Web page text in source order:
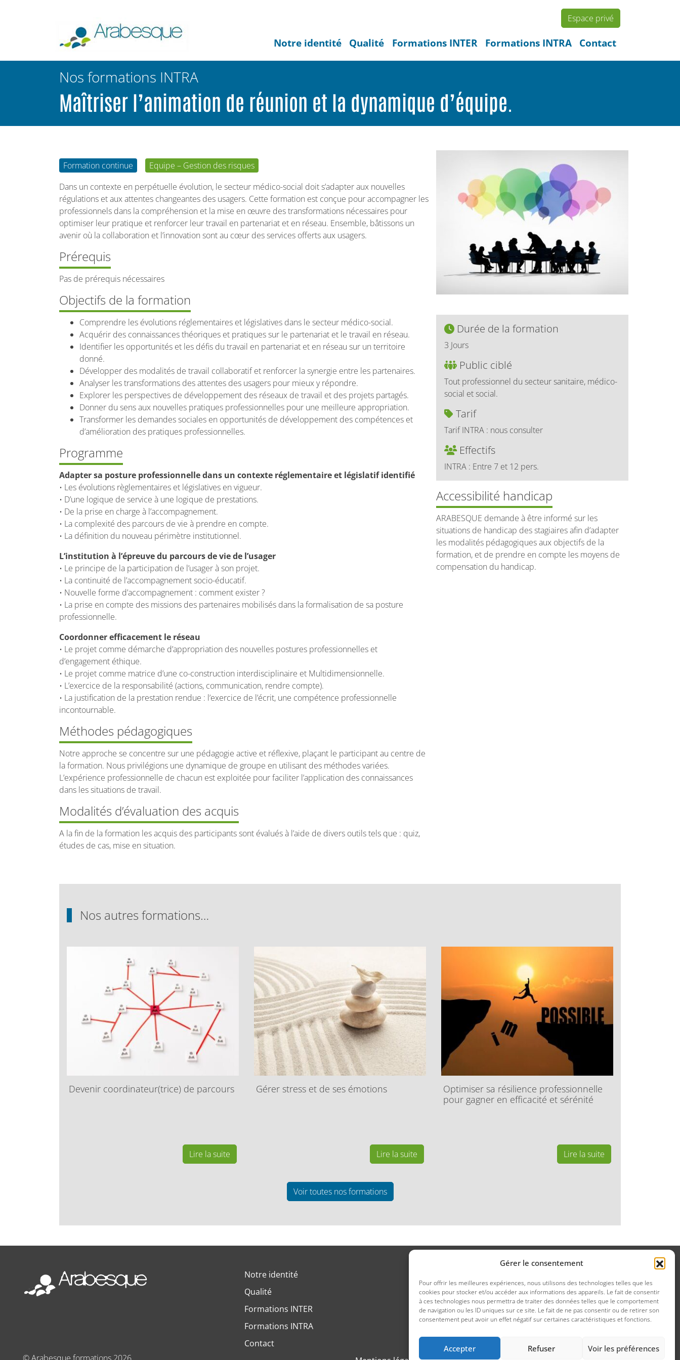
Gérer le consentement
Pour offrir les meilleures expériences, nous utilisons des technologies telles que les
cookies pour stocker et/ou accéder aux informations des appareils. Le fait de consentir
à ces technologies nous permettra de traiter des données telles que le comportement
de navigation ou les ID uniques sur ce site. Le fait de ne pas consentir ou de retirer son
consentement peut avoir un effet négatif sur certaines caractéristiques et fonctions.
Accepter Refuser Voir les préférences
Espace privé
Notre identité Qualité Formations INTER Formations INTRA Contact
Nos formations INTRA
Maîtriser l’animation de réunion et la dynamique d’équipe.
Formation continue
Equipe – Gestion des risques
Dans un contexte en perpétuelle évolution, le secteur médico-social doit s’adapter aux nouvelles
régulations et aux attentes changeantes des usagers. Cette formation est conçue pour accompagner les
professionnels dans la compréhension et la mise en œuvre des transformations nécessaires pour
optimiser leur pratique et renforcer leur travail en partenariat et en réseau. Ensemble, bâtissons un
avenir où la collaboration et l’innovation sont au cœur des services offerts aux usagers.
Prérequis
Pas de prérequis nécessaires
Objectifs de la formation
Comprendre les évolutions réglementaires et législatives dans le secteur médico-social.
Acquérir des connaissances théoriques et pratiques sur le partenariat et le travail en réseau.
Identifier les opportunités et les défis du travail en partenariat et en réseau sur un territoire
donné.
Développer des modalités de travail collaboratif et renforcer la synergie entre les partenaires.
Analyser les transformations des attentes des usagers pour mieux y répondre.
Explorer les perspectives de développement des réseaux de travail et des projets partagés.
Donner du sens aux nouvelles pratiques professionnelles pour une meilleure appropriation.
Transformer les demandes sociales en opportunités de développement des compétences et
d’amélioration des pratiques professionnelles.
Programme
Adapter sa posture professionnelle dans un contexte réglementaire et législatif identifié
• Les évolutions règlementaires et législatives en vigueur.
• D’une logique de service à une logique de prestations.
• De la prise en charge à l’accompagnement.
• La complexité des parcours de vie à prendre en compte.
• La définition du nouveau périmètre institutionnel.
L’institution à l’épreuve du parcours de vie de l’usager
• Le principe de la participation de l’usager à son projet.
• La continuité de l’accompagnement socio-éducatif.
• Nouvelle forme d’accompagnement : comment exister ?
• La prise en compte des missions des partenaires mobilisés dans la formalisation de sa posture
professionnelle.
Coordonner efficacement le réseau
• Le projet comme démarche d’appropriation des nouvelles postures professionnelles et
d’engagement éthique.
• Le projet comme matrice d’une co-construction interdisciplinaire et Multidimensionnelle.
• L’exercice de la responsabilité (actions, communication, rendre compte).
• La justification de la prestation rendue : l’exercice de l’écrit, une compétence professionnelle
incontournable.
Méthodes pédagogiques
Notre approche se concentre sur une pédagogie active et réflexive, plaçant le participant au centre de
la formation. Nous privilégions une dynamique de groupe en utilisant des méthodes variées.
L’expérience professionnelle de chacun est exploitée pour faciliter l’application des connaissances
dans les situations de travail.
Modalités d’évaluation des acquis
A la fin de la formation les acquis des participants sont évalués à l’aide de divers outils tels que : quiz,
études de cas, mise en situation.
Durée de la formation
3 Jours
Public ciblé
Tout professionnel du secteur sanitaire, médico-
social et social.
Tarif
Tarif INTRA : nous consulter
Effectifs
INTRA : Entre 7 et 12 pers.
Accessibilité handicap
ARABESQUE demande à être informé sur les
situations de handicap des stagiaires afin d’adapter
les modalités pédagogiques aux objectifs de la
formation, et de prendre en compte les moyens de
compensation du handicap.
Nos autres formations…
Devenir coordinateur(trice) de parcours
Lire la suite
Gérer stress et de ses émotions
Lire la suite
Optimiser sa résilience professionnelle
pour gagner en efficacité et sérénité
Lire la suite
Voir toutes nos formations
Notre identité
Qualité
Formations INTER
Formations INTRA
Contact